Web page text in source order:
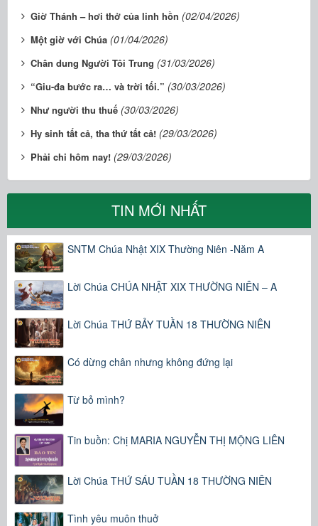
Giờ Thánh – hơi thở của linh hồn (02/04/2026)
Một giờ với Chúa (01/04/2026)
Chân dung Người Tôi Trung (31/03/2026)
“Giu-đa bước ra… và trời tối.” (30/03/2026)
Như người thu thuế (30/03/2026)
Hy sinh tất cả, tha thứ tất cả! (29/03/2026)
Phải chi hôm nay! (29/03/2026)
TIN MỚI NHẤT
SNTM Chúa Nhật XIX Thường Niên -Năm A
Lời Chúa CHÚA NHẬT XIX THƯỜNG NIÊN – A
Lời Chúa THỨ BẢY TUẦN 18 THƯỜNG NIÊN
Có dừng chân nhưng không đứng lại
Từ bỏ mình?
Tin buồn: Chị MARIA NGUYỄN THỊ MỘNG LIÊN
Lời Chúa THỨ SÁU TUẦN 18 THƯỜNG NIÊN
Tình yêu muôn thuở